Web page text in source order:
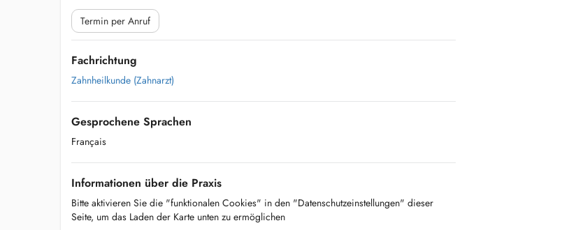
Termin per Anruf
Fachrichtung
Zahnheilkunde (Zahnarzt)
Gesprochene Sprachen
Français
Informationen über die Praxis
Bitte aktivieren Sie die "funktionalen Cookies" in den "Datenschutzeinstellungen" dieser
Seite, um das Laden der Karte unten zu ermöglichen